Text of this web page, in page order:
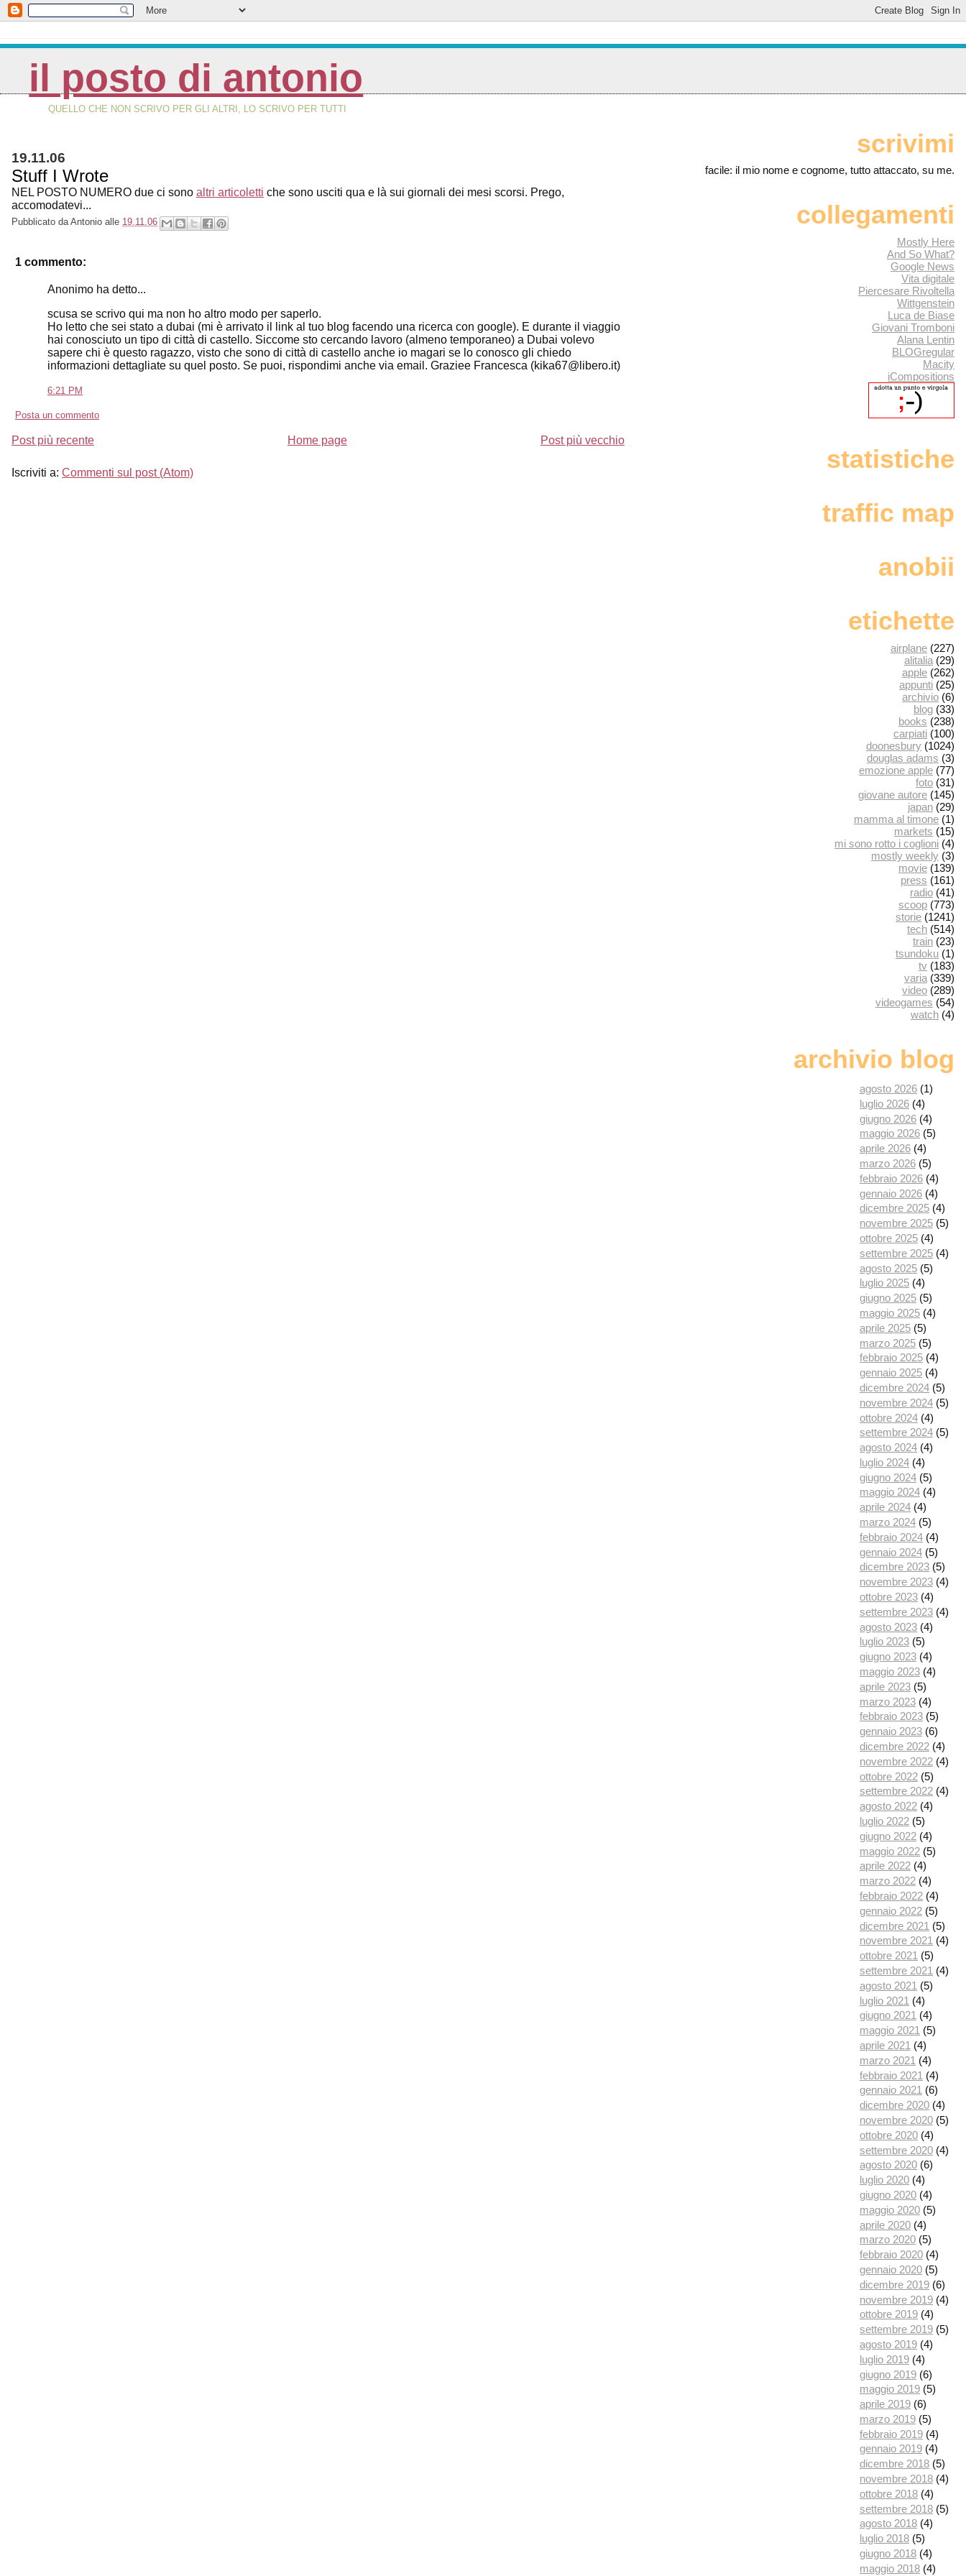
il posto di antonio
QUELLO CHE NON SCRIVO PER GLI ALTRI, LO SCRIVO PER TUTTI
19.11.06
Stuff I Wrote
NEL POSTO NUMERO due ci sono altri articoletti che sono usciti qua e là sui giornali dei mesi scorsi. Prego,
accomodatevi...
Pubblicato da Antonio alle 19.11.06
1 commento:
Anonimo ha detto...
scusa se scrivo qui ma non ho altro modo per saperlo.
Ho letto che sei stato a dubai (mi è arrivato il link al tuo blog facendo una ricerca con google). E durante il viaggio
hai conosciuto un tipo di città di castello. Siccome sto cercando lavoro (almeno temporaneo) a Dubai volevo
sapere chi è questo ragazzo, visto che sono di città di castello anche io magari se lo conosco gli chiedo
informazioni dettagliate su quel posto. Se puoi, rispondimi anche via email. Graziee Francesca (kika67@libero.it)
6:21 PM
Posta un commento
Post più recente Post più vecchio
Home page
Iscriviti a: Commenti sul post (Atom)
scrivimi
facile: il mio nome e cognome, tutto attaccato, su me.
collegamenti
Mostly Here
And So What?
Google News
Vita digitale
Piercesare Rivoltella
Wittgenstein
Luca de Biase
Giovani Tromboni
Alana Lentin
BLOGregular
Macity
iCompositions
statistiche
traffic map
anobii
etichette
airplane (227)
alitalia (29)
apple (262)
appunti (25)
archivio (6)
blog (33)
books (238)
carpiati (100)
doonesbury (1024)
douglas adams (3)
emozione apple (77)
foto (31)
giovane autore (145)
japan (29)
mamma al timone (1)
markets (15)
mi sono rotto i coglioni (4)
mostly weekly (3)
movie (139)
press (161)
radio (41)
scoop (773)
storie (1241)
tech (514)
train (23)
tsundoku (1)
tv (183)
varia (339)
video (289)
videogames (54)
watch (4)
archivio blog
agosto 2026 (1)
luglio 2026 (4)
giugno 2026 (4)
maggio 2026 (5)
aprile 2026 (4)
marzo 2026 (5)
febbraio 2026 (4)
gennaio 2026 (4)
dicembre 2025 (4)
novembre 2025 (5)
ottobre 2025 (4)
settembre 2025 (4)
agosto 2025 (5)
luglio 2025 (4)
giugno 2025 (5)
maggio 2025 (4)
aprile 2025 (5)
marzo 2025 (5)
febbraio 2025 (4)
gennaio 2025 (4)
dicembre 2024 (5)
novembre 2024 (5)
ottobre 2024 (4)
settembre 2024 (5)
agosto 2024 (4)
luglio 2024 (4)
giugno 2024 (5)
maggio 2024 (4)
aprile 2024 (4)
marzo 2024 (5)
febbraio 2024 (4)
gennaio 2024 (5)
dicembre 2023 (5)
novembre 2023 (4)
ottobre 2023 (4)
settembre 2023 (4)
agosto 2023 (4)
luglio 2023 (5)
giugno 2023 (4)
maggio 2023 (4)
aprile 2023 (5)
marzo 2023 (4)
febbraio 2023 (5)
gennaio 2023 (6)
dicembre 2022 (4)
novembre 2022 (4)
ottobre 2022 (5)
settembre 2022 (4)
agosto 2022 (4)
luglio 2022 (5)
giugno 2022 (4)
maggio 2022 (5)
aprile 2022 (4)
marzo 2022 (4)
febbraio 2022 (4)
gennaio 2022 (5)
dicembre 2021 (5)
novembre 2021 (4)
ottobre 2021 (5)
settembre 2021 (4)
agosto 2021 (5)
luglio 2021 (4)
giugno 2021 (4)
maggio 2021 (5)
aprile 2021 (4)
marzo 2021 (4)
febbraio 2021 (4)
gennaio 2021 (6)
dicembre 2020 (4)
novembre 2020 (5)
ottobre 2020 (4)
settembre 2020 (4)
agosto 2020 (6)
luglio 2020 (4)
giugno 2020 (4)
maggio 2020 (5)
aprile 2020 (4)
marzo 2020 (5)
febbraio 2020 (4)
gennaio 2020 (5)
dicembre 2019 (6)
novembre 2019 (4)
ottobre 2019 (4)
settembre 2019 (5)
agosto 2019 (4)
luglio 2019 (4)
giugno 2019 (6)
maggio 2019 (5)
aprile 2019 (6)
marzo 2019 (5)
febbraio 2019 (4)
gennaio 2019 (4)
dicembre 2018 (5)
novembre 2018 (4)
ottobre 2018 (4)
settembre 2018 (5)
agosto 2018 (4)
luglio 2018 (5)
giugno 2018 (4)
maggio 2018 (4)